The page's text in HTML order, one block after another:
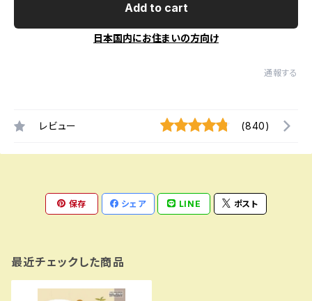
Add to cart
日本国内にお住まいの方向け
通報する
レビュー (840)
保存 シェア LINE ポスト
最近チェックした商品